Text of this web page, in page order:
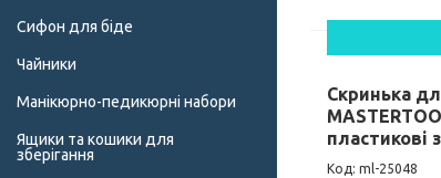
Скринька
пластикові
ml-25048
Сифон для біде
Чайники
Манікюрно-педикюрні набори
Ящики та кошики для
зберігання